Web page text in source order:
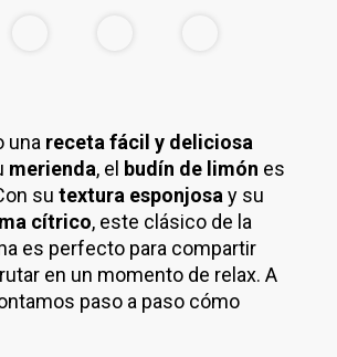
una receta fácil y deliciosa
merienda, el budín de limón es
su textura esponjosa y su
cítrico, este clásico de la
es perfecto para compartir
en un momento de relax. A
paso a paso cómo